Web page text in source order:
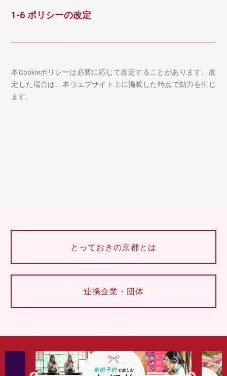
1-6 ポリシーの改定
本Cookieポリシーは必要に応じて改定することがあります。改
定した場合は、本ウェブサイト上に掲載した時点で効力を生じ
ます。
とっておきの京都とは
連携企業・団体